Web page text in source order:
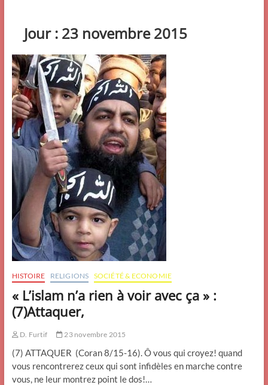
Jour : 23 novembre 2015
HISTOIRE RELIGIONS SOCIÉTÉ & ECONOMIE
« L’islam n’a rien à voir avec ça » :
(7)Attaquer,
D. Furtif 23 novembre 2015
(7) ATTAQUER (Coran 8/15-16). Ô vous qui croyez! quand
vous rencontrerez ceux qui sont infidèles en marche contre
vous, ne leur montrez point le dos!…